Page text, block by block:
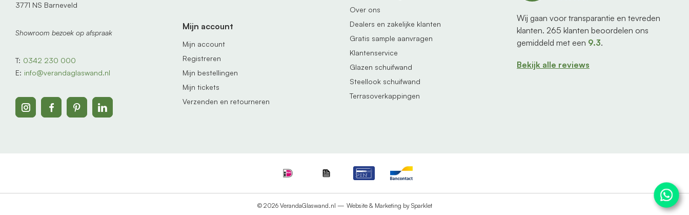
3771 NS Barneveld
Showroom bezoek op afspraak
T: 0342 230 000
E: info@verandaglaswand.nl
Mijn account
Mijn account
Registreren
Mijn bestellingen
Mijn tickets
Verzenden en retourneren
Over ons
Dealers en zakelijke klanten
Gratis sample aanvragen
Klantenservice
Glazen schuifwand
Steellook schuifwand
Terrasoverkappingen
Wij gaan voor transparantie en tevreden
klanten. 265 klanten beoordelen ons
gemiddeld met een 9.3.
Bekijk alle reviews
© 2026 VerandaGlaswand.nl — Website & Marketing by Sparklet